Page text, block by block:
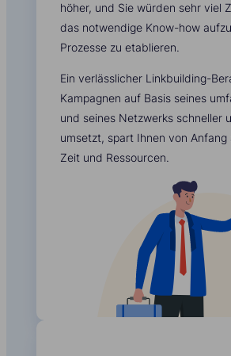
höher, und Sie würden sehr viel
das notwendige Know-how
Prozesse zu etablieren.
Ein verlässlicher Linkbuilding-
Kampagnen auf Basis seines
und seines Netzwerks schneller
umsetzt, spart Ihnen von
Zeit und Ressourcen.